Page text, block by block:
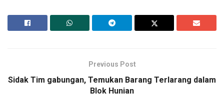
Previous Post
Sidak Tim gabungan, Temukan Barang Terlarang dalam
Blok Hunian